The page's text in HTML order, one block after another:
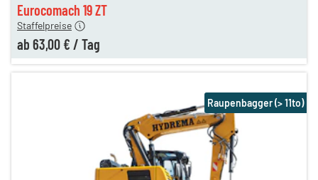
Eurocomach 19 ZT
Staffelpreise
ab 63,00 € / Tag
Raupenbagger (> 11to)